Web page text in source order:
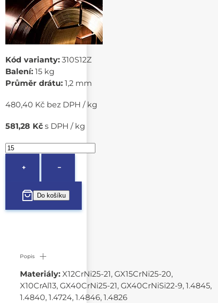
Kód varianty: 310S12Z
Balení: 15 kg
Průměr drátu: 1,2 mm
480,40 Kč bez DPH / kg
581,28 Kč s DPH / kg
+ −
Popis
Materiály: X12CrNi25-21, GX15CrNi25-20,
X10CrAl13, GX40CrNi25-21, GX40CrNiSi22-9, 1.4845,
1.4840, 1.4724, 1.4846, 1.4826